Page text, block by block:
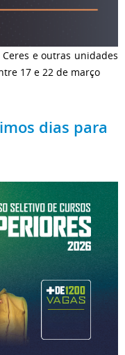
e outras unidades
17 e 22 de março
dias para